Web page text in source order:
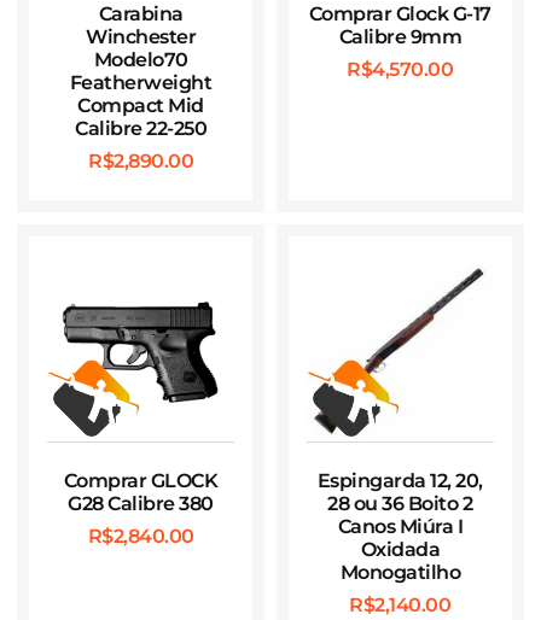
Carabina
Winchester
Modelo70
Featherweight
Compact Mid
Calibre 22-250
R$2,890.00
Comprar Glock G-17
Calibre 9mm
R$4,570.00
Comprar GLOCK
G28 Calibre 380
R$2,840.00
Espingarda 12, 20,
28 ou 36 Boito 2
Canos Miúra I
Oxidada
Monogatilho
R$2,140.00